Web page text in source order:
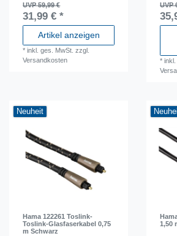
UVP 59,99 €
31,99 € *
Artikel anzeigen
*inkl. ges. MwSt. zzgl.
Versandkosten
UVP
*inkl.
Neuheit
Hama 122261 Toslink-
Toslink-Glasfaserkabel 0,75
m Schwarz
1,50